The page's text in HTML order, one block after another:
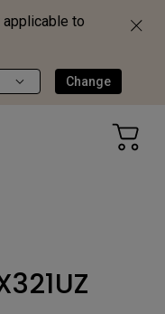
applicable to
Change